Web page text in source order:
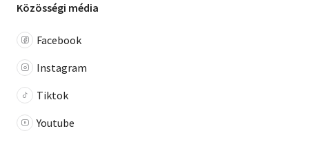
Közösségi média
Facebook
Instagram
Tiktok
Youtube